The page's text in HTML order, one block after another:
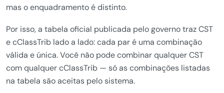
mas o enquadramento é distinto.
Por isso, a tabela oficial publicada pelo governo traz CST
e cClassTrib lado a lado: cada par é uma combinação
válida e única. Você não pode combinar qualquer CST
com qualquer cClassTrib — só as combinações listadas
na tabela são aceitas pelo sistema.